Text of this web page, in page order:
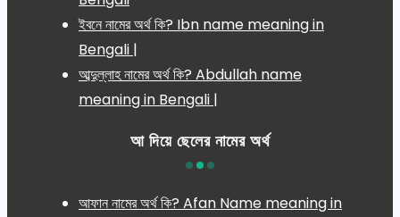
ইবনে নামের অর্থ কি? Ibn name meaning in
Bengali |
আব্দুল্লাহ নামের অর্থ কি? Abdullah name
meaning in Bengali |
আ দিয়ে ছেলের নামের অর্থ
আফান নামের অর্থ কি? Afan Name meaning in